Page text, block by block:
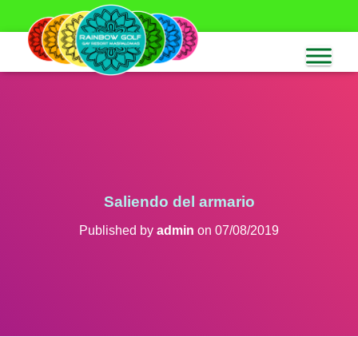
Saliendo del armario
Published by admin on 07/08/2019